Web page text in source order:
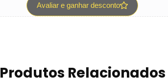
Avaliar e ganhar desconto
Produtos Relacionados